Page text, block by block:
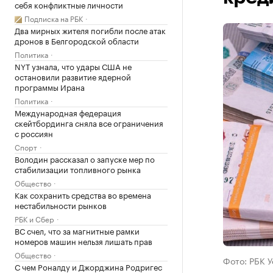
себя конфликтные личности
Подписка на РБК
Два мирных жителя погибли после атак
дронов в Белгородской области
Политика
NYT узнала, что удары США не
остановили развитие ядерной
программы Ирана
Политика
Международная федерация
скейтбординга сняла все ограничения
с россиян
Спорт
Володин рассказал о запуске мер по
стабилизации топливного рынка
Общество
Как сохранить средства во времена
нестабильности рынков
РБК и Сбер
ВС счел, что за магнитные рамки
номеров машин нельзя лишать прав
Общество
С чем Роналду и Джорджина Родригес
Фото: РБК